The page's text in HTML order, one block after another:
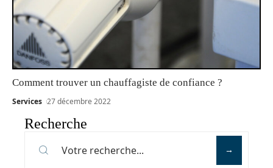
Comment trouver un chauffagiste de confiance ?
Services 27 décembre 2022
Recherche